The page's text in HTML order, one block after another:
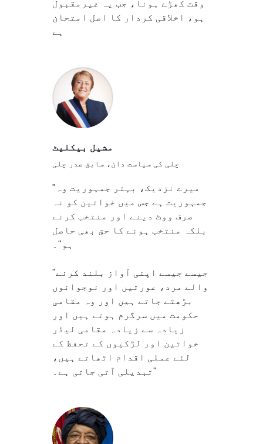
وقت کھڑے ہونا، جب یہ غیرمقبول
ہو، اخلاقی کردار کا اصل امتحان
ہے
مشیل بیکلیٹ
چلی کی سیاست دان، سابق صدر چلی
"میرے نزدیک، بہتر جمہوریت وہ
جمہوریت ہے جس میں خواتین کو نہ
صرف ووٹ دینے اور منتخب کرنے
بلکہ منتخب ہونے کا حق بھی حاصل
ہو"۔
"جیسے جیسے اپنی آواز بلند کرنے
والے مرد، عورتیں اور نوجوانوں
بڑھتے جاتے ہیں اور وہ مقامی
حکومت میں سرگرم ہوتے ہیں اور
زیادہ سے زیادہ مقامی لیڈر
خواتین اور لڑکیوں کے تحفظ کے
لئے عملی اقدام اٹھاتے ہیں،
تبدیلی آتی جاتی ہے۔"